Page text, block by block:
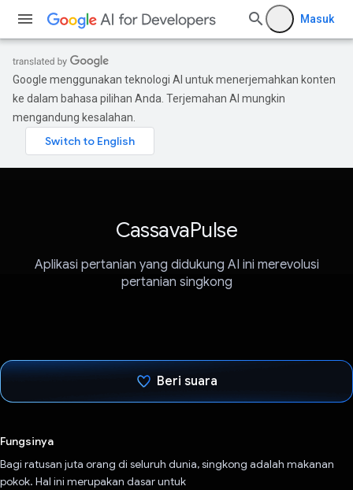
Masuk
Google menggunakan teknologi AI untuk menerjemahkan konten
ke dalam bahasa pilihan Anda. Terjemahan AI mungkin
mengandung kesalahan.
CassavaPulse
Aplikasi pertanian yang didukung AI ini merevolusi
pertanian singkong
Beri suara
Fungsinya
Bagi ratusan juta orang di seluruh dunia, singkong adalah makanan
pokok. Hal ini merupakan dasar untuk